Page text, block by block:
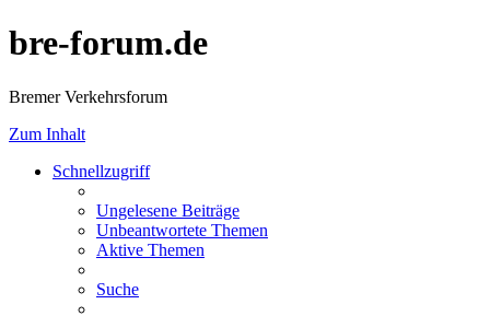
bre-forum.de
Bremer Verkehrsforum
Zum Inhalt
Schnellzugriff
Ungelesene Beiträge
Unbeantwortete Themen
Aktive Themen
Suche